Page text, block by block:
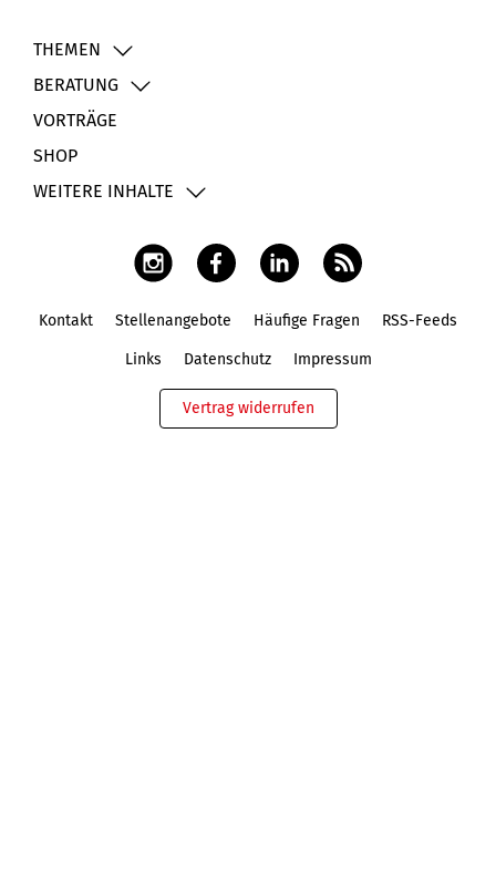
THEMEN
BERATUNG
VORTRÄGE
SHOP
WEITERE INHALTE
Kontakt Stellenangebote Häufige Fragen RSS-Feeds
Links Datenschutz Impressum
Vertrag widerrufen